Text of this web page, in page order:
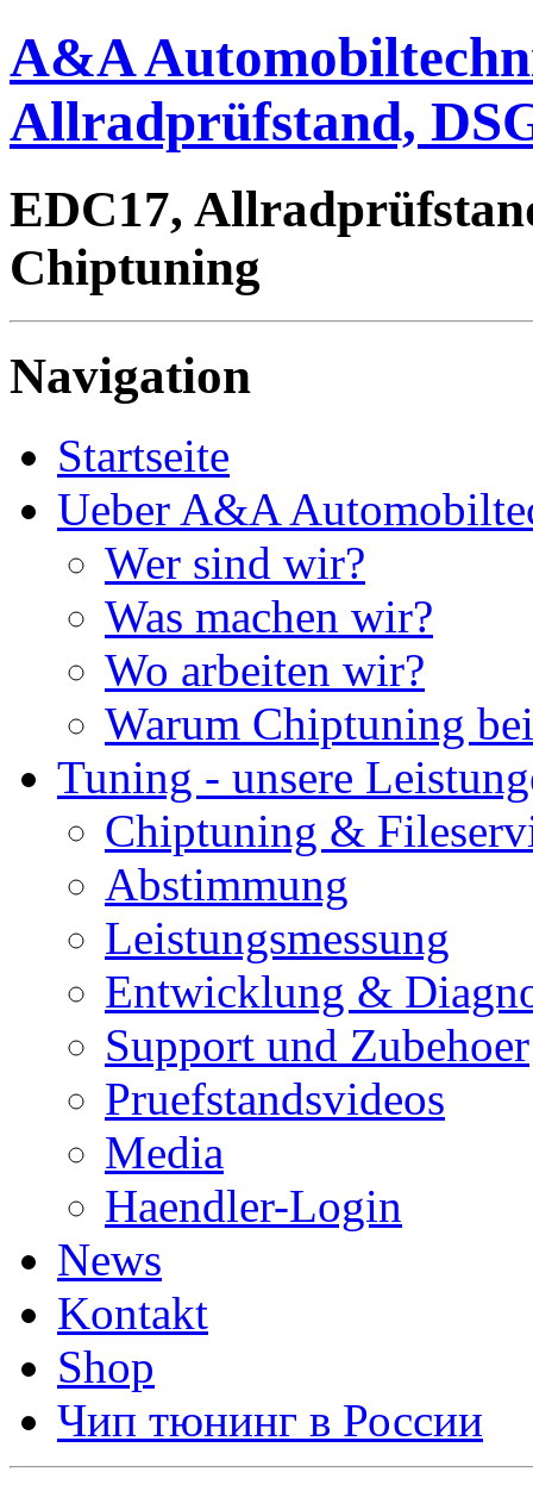
A&A
Allradprüfstand,
EDC17,
Chiptuning
Navigation
Startseite
Ueber A&A
Wer sind wir?
Was machen wir?
Wo arbeiten wir?
Warum Chiptuning
Tuning - unsere
Chiptuning &
Abstimmung
Leistungsmessung
Entwicklung &
Support und Zubehoer
Pruefstandsvideos
Media
Haendler-Login
News
Kontakt
Shop
Чип тюнинг в России